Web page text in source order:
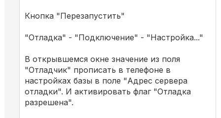
Кнопка "Перезапустить"
"Отладка" - "Подключение" - "Настройка..."
В открывшемся окне значение из поля
"Отладчик" прописать в телефоне в
настройках базы в поле "Адрес сервера
отладки". И активировать флаг "Отладка
разрешена".